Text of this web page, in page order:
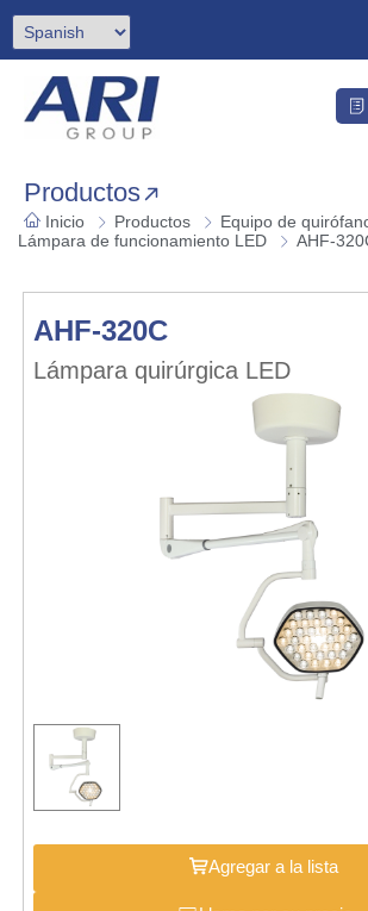
Productos
Inicio Productos
Equipo de
Lámpara de funcionamiento LED
AHF-
AHF-320C
Lámpara quirúrgica LED
Agregar a la lista